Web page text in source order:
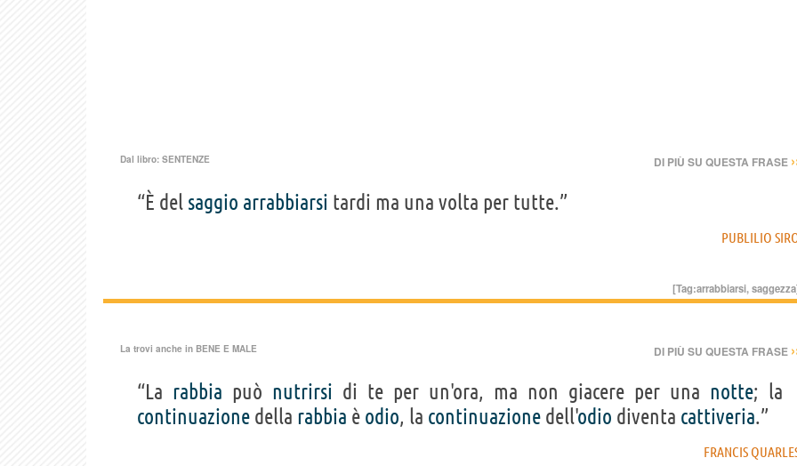
Dal libro: SENTENZE DI PIÙ SU QUESTA FRASE
“È del saggio arrabbiarsi tardi ma una volta per tutte.”
PUBLILIO
[Tag:arrabbiarsi,saggezza
La trovi anche in BENE E MALE DI PIÙ SU QUESTA FRASE
“La rabbia può nutrirsi di te per un'ora, ma non giacere per una notte; la
continuazione della rabbia è odio, la continuazione dell'odio diventa cattiveria.”
FRANCIS